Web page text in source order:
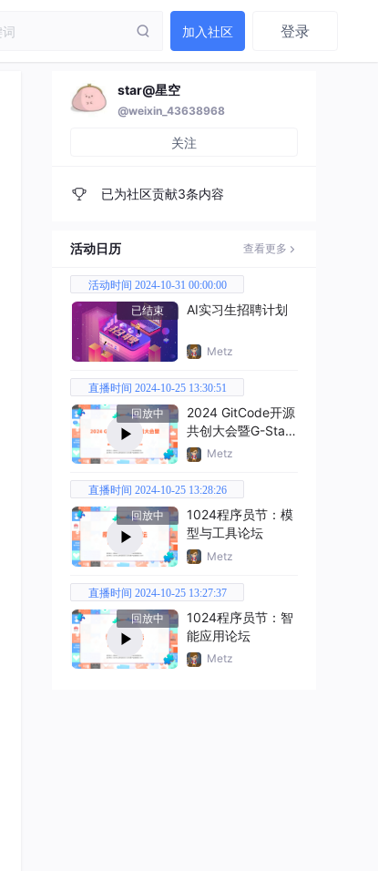
加入社区 登录
star@星空
@weixin_43638968
关注
已为社区贡献3条内容
活动日历 查看更多
活动时间 2024-10-31 00:00:00
已结束
AI实习生招聘计划
Metz
直播时间 2024-10-25 13:30:51
回放中
2024 GitCode开源
共创大会暨G-Star
嘉年华
Metz
直播时间 2024-10-25 13:28:26
回放中
1024程序员节：模
型与工具论坛
Metz
直播时间 2024-10-25 13:27:37
回放中
1024程序员节：智
能应用论坛
Metz